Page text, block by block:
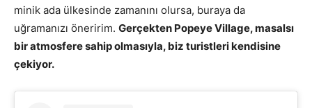
minik ada ülkesinde zamanını olursa, buraya da
uğramanızı öneririm. Gerçekten Popeye Village, masalsı
bir atmosfere sahip olmasıyla, biz turistleri kendisine
çekiyor.